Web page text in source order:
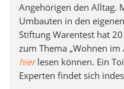
Angehörigen den Alltag.
Umbauten in den
Stiftung Warentest hat
zum Thema „Wohnen
hierlesen können. Ein
Experten findet sich